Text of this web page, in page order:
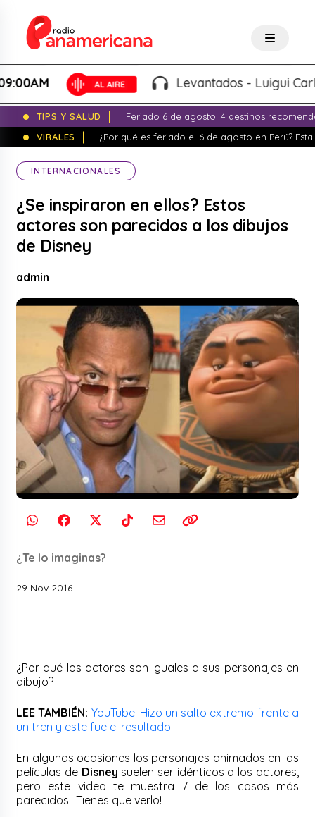
Levantados - Luigui
TIPS Y SALUD
Feriado 6 de agosto: 4 destinos
VIRALES
¿Por qué es feriado el 6 de agosto en Perú?
INTERNACIONALES
¿Se inspiraron en ellos? Estos
actores son parecidos a los dibujos
de Disney
admin
¿Te lo imaginas?
29 Nov 2016
¿Por qué los actores son iguales a sus personajes en
dibujo?
LEE TAMBIÉN: YouTube: Hizo un salto extremo frente a
un tren y este fue el resultado
En algunas ocasiones los personajes animados en las
películas de Disney suelen ser idénticos a los actores,
pero este video te muestra 7 de los casos más
parecidos. ¡Tienes que verlo!